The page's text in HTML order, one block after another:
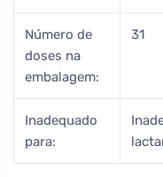
Número de
doses na
embalagem:
31
Inadequado
para: